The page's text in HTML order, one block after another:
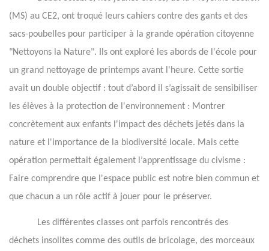
(MS) au CE2, ont troqué leurs cahiers contre des gants et des
sacs-poubelles pour participer à la grande opération citoyenne
"Nettoyons la Nature". Ils ont exploré les abords de l'école pour
un grand nettoyage de printemps avant l'heure. Cette sortie
avait un double objectif : tout d’abord il s’agissait de sensibiliser
les élèves à la protection de l'environnement : Montrer
concrètement aux enfants l'impact des déchets jetés dans la
nature et l'importance de la biodiversité locale. Mais cette
opération permettait également l’apprentissage du civisme :
Faire comprendre que l'espace public est notre bien commun et
que chacun a un rôle actif à jouer pour le préserver.
Les différentes classes ont parfois rencontrés des
déchets insolites comme des outils de bricolage, des morceaux